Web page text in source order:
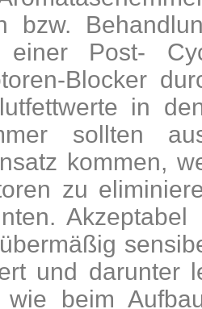
bzw.
Post-
Blocker
in
sollten
kommen,
zu
und darunter
wie beim